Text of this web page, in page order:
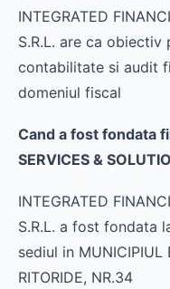
INTEGRATED
S.R.L. are ca
contabilitate si audit
domeniul fiscal
Cand a fost fondata
SERVICES &
INTEGRATED
S.R.L. a fost fondata
sediul in MUNICIPIUL
RITORIDE, NR.34